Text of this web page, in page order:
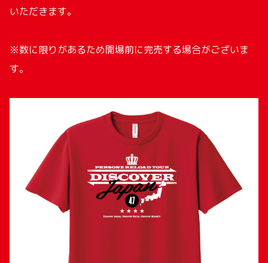
いただきます。
※数に限りがあるため開場前に完売する場合がございま
す。